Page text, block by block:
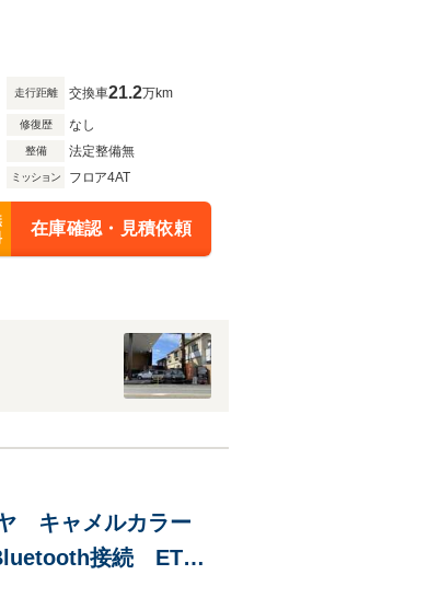
走行距離 交換車21.2万km
修復歴 なし
整備 法定整備無
ミッション フロア4AT
在庫確認・見積依頼
キャメルカラー
接続 ETC